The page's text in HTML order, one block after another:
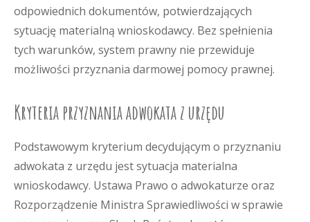
odpowiednich dokumentów, potwierdzających
sytuację materialną wnioskodawcy. Bez spełnienia
tych warunków, system prawny nie przewiduje
możliwości przyznania darmowej pomocy prawnej.
Kryteria przyznania adwokata z urzędu
Podstawowym kryterium decydującym o przyznaniu
adwokata z urzędu jest sytuacja materialna
wnioskodawcy. Ustawa Prawo o adwokaturze oraz
Rozporządzenie Ministra Sprawiedliwości w sprawie